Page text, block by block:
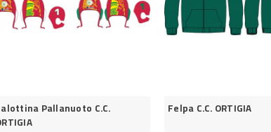
Pallanuoto C.C.
Felpa C.C. ORTIGIA